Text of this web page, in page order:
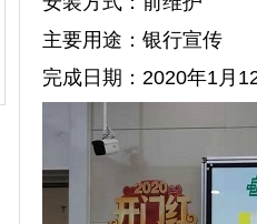
主要用途：银行宣传
完成日期：2020年1月